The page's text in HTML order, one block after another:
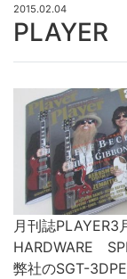
2015.02.04
PLAYER
月刊誌
HARDWARE
弊社のSGT-